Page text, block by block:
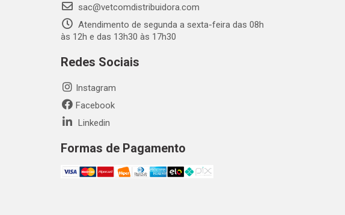
sac@vetcomdistribuidora.com
Atendimento de segunda a sexta-feira das 08h
às 12h e das 13h30 às 17h30
Redes Sociais
Instagram
Facebook
Linkedin
Formas de Pagamento